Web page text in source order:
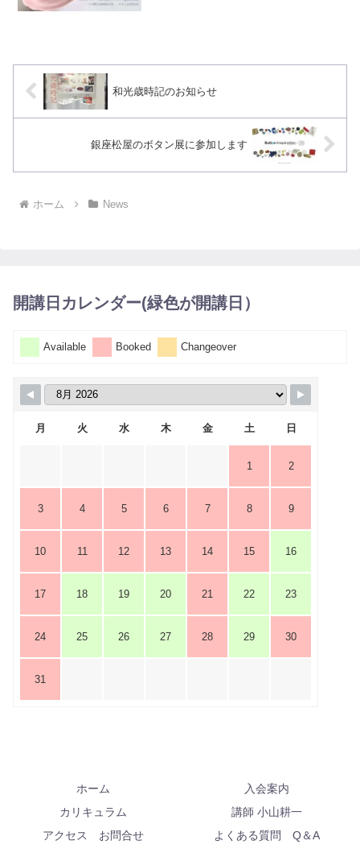
和光歳時記のお知らせ
銀座松屋のボタン展に参加します
ホーム News
開講日カレンダー(緑色が開講日）
Available Booked Changeover
月 火 水 木 金 土 日
1 2
3 4 5 6 7 8 9
10 11 12 13 14 15 16
17 18 19 20 21 22 23
24 25 26 27 28 29 30
31
ホーム
入会案内
カリキュラム
講師 小山耕一
アクセス お問合せ
よくある質問 Q＆A